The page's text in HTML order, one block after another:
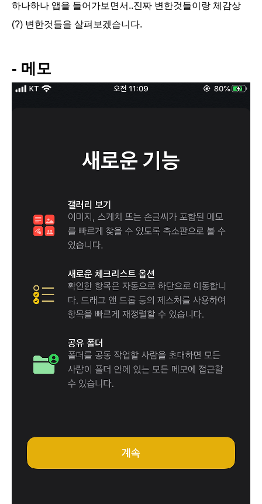
하나하나 앱을 들어가보면서..진짜 변한것들이랑 체감상
(?) 변한것들을 살펴보겠습니다.
- 메모